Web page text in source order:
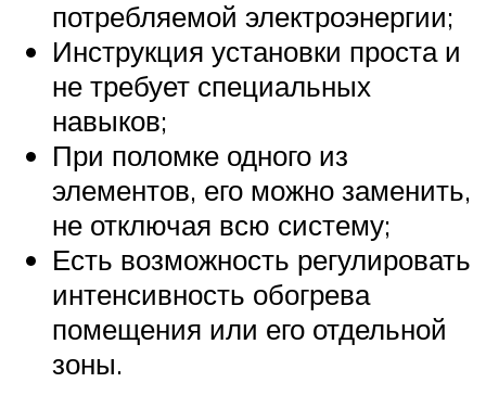
потребляемой электроэнергии;
Инструкция установки проста и
не требует специальных
навыков;
При поломке одного из
элементов, его можно заменить,
не отключая всю систему;
Есть возможность регулировать
интенсивность обогрева
помещения или его отдельной
зоны.